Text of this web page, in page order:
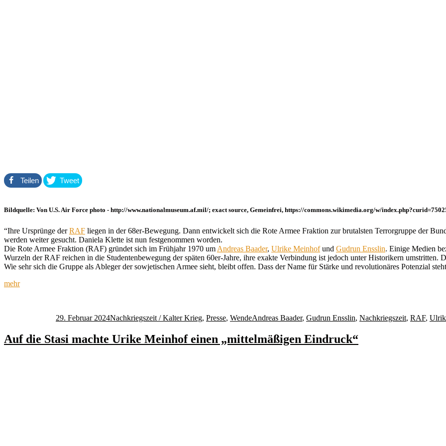
Teilen Tweet
Bildquelle: Von U.S. Air Force photo - http://www.nationalmuseum.af.mil/; exact source, Gemeinfrei, https://commons.wikimedia.org/w/
“Ihre Ursprünge derRAF liegen in der 68er-Bewegung. Dann entwickelt sich die Rote Armee Fraktion zur brutalsten Terrorgruppe der
werden weiter gesucht. Daniela Klette ist nun festgenommen worden.
Die Rote Armee Fraktion (RAF) gründet sich im Frühjahr 1970 um Andreas Baader, Ulrike Meinhofund Gudrun Ensslin. Einige Medien
Wurzeln der RAF reichen in die Studentenbewegung der späten 60er-Jahre, ihre exakte Verbindung ist jedoch unter Historikern
Wie sehr sich die Gruppe als Ableger der sowjetischen Armee sieht, bleibt offen. Dass der Name für Stärke und revolutionäres Potenzial
mehr
29. Februar 2024Nachkriegszeit / Kalter Krieg, Presse, WendeAndreas Baader, Gudrun Ensslin, Nachkriegszeit, RAF,
Auf die Stasi machte Urike Meinhof einen „mittelmäßigen Eindruck“